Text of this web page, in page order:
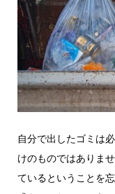
自分で出したゴミは
けのものではありま
ているということを